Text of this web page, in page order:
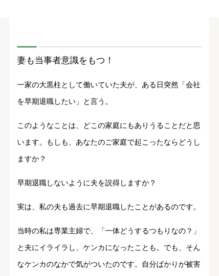
妻も当事者意識をもつ！
一家の大黒柱として働いていた夫が、ある日突然「会社
を早期退職したい」と言う。
このようなことは、どこの家庭にもありうることだと思
います。もしも、あなたのご家庭で起こったならどうし
ますか？
早期退職しないように夫を説得しますか？
実は、私の夫も過去に早期退職したことがあるのです。
当時の私は専業主婦で、「一体どうするつもりなの？」
と夫にイライラし、ケンカになったことも。でも、そん
なケンカのなかで気がついたのです。自分ばかりが被害